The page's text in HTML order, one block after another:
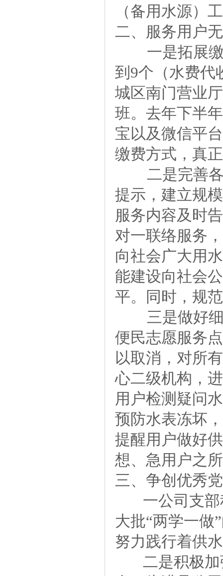
（备用水源）
二、服务用户
一是拓展缴
到9个（水费代
城区南门营业
班。去年下半
宝以及微信平
缴费方式，真
二是完善各
提示，建立规
服务内容及时
对一联络服务
向社会广大用
能建设向社会
平。同时，规
三是做好细
便民志愿服务
以取消，对所
心二级机构，
用户检测疑问
预防水表冻坏
提醒用户做好
想、急用户之
三、争创优秀
一公司支部
大批“两学一做
努力践行着供
二是积极加